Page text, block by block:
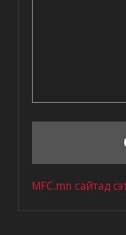
MFC.mn сайтад